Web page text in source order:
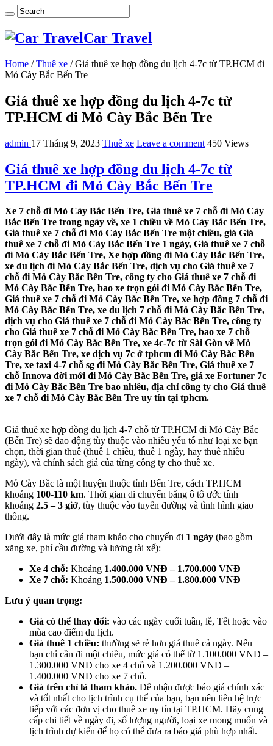
Car Travel
Home / Thuê xe / Giá thuê xe hợp đồng du lịch 4-7c từ TP.HCM đi
Mỏ Cày Bắc Bến Tre
Giá thuê xe hợp đồng du lịch 4-7c từ
TP.HCM đi Mỏ Cày Bắc Bến Tre
admin 17 Tháng 9, 2023 Thuê xe Leave a comment 450 Views
Giá thuê xe hợp đồng du lịch 4-7c từ
TP.HCM đi Mỏ Cày Bắc Bến Tre
Xe 7 chỗ đi Mỏ Cày Bắc Bến Tre, Giá thuê xe 7 chỗ đi Mỏ Cày
Bắc Bến Tre trong ngày về, xe 1 chiều về Mỏ Cày Bắc Bến Tre,
Giá thuê xe 7 chỗ đi Mỏ Cày Bắc Bến Tre một chiều, giá Giá
thuê xe 7 chỗ đi Mỏ Cày Bắc Bến Tre 1 ngày, Giá thuê xe 7 chỗ
đi Mỏ Cày Bắc Bến Tre, Xe hợp đồng đi Mỏ Cày Bắc Bến Tre,
xe du lịch đi Mỏ Cày Bắc Bến Tre, dịch vụ cho Giá thuê xe 7
chỗ đi Mỏ Cày Bắc Bến Tre, công ty cho Giá thuê xe 7 chỗ đi
Mỏ Cày Bắc Bến Tre, bao xe trọn gói đi Mỏ Cày Bắc Bến Tre,
Giá thuê xe 7 chỗ đi Mỏ Cày Bắc Bến Tre, xe hợp đồng 7 chỗ đi
Mỏ Cày Bắc Bến Tre, xe du lịch 7 chỗ đi Mỏ Cày Bắc Bến Tre,
dịch vụ cho Giá thuê xe 7 chỗ đi Mỏ Cày Bắc Bến Tre, công ty
cho Giá thuê xe 7 chỗ đi Mỏ Cày Bắc Bến Tre, bao xe 7 chỗ
trọn gói đi Mỏ Cày Bắc Bến Tre, xe 4c-7c từ Sài Gòn về Mỏ
Cày Bắc Bến Tre, xe dịch vụ 7c ở tphcm đi Mỏ Cày Bắc Bến
Tre, xe taxi 4-7 chỗ sg đi Mỏ Cày Bắc Bến Tre, Giá thuê xe 7
chỗ Innova đời mới đi Mỏ Cày Bắc Bến Tre, giá xe Fortuner 7c
đi Mỏ Cày Bắc Bến Tre bao nhiêu, địa chỉ công ty cho Giá thuê
xe 7 chỗ đi Mỏ Cày Bắc Bến Tre uy tín tại tphcm.
Giá thuê xe hợp đồng du lịch 4-7 chỗ từ TP.HCM đi Mỏ Cày Bắc
(Bến Tre) sẽ dao động tùy thuộc vào nhiều yếu tố như loại xe bạn
chọn, thời gian thuê (thuê 1 chiều, thuê 1 ngày, hay thuê nhiều
ngày), và chính sách giá của từng công ty cho thuê xe.
Mỏ Cày Bắc là một huyện thuộc tỉnh Bến Tre, cách TP.HCM
khoảng 100-110 km. Thời gian di chuyển bằng ô tô ước tính
khoảng 2.5 – 3 giờ, tùy thuộc vào tuyến đường và tình hình giao
thông.
Dưới đây là mức giá tham khảo cho chuyến đi 1 ngày (bao gồm
xăng xe, phí cầu đường và lương tài xế):
Xe 4 chỗ: Khoảng 1.400.000 VNĐ – 1.700.000 VNĐ
Xe 7 chỗ: Khoảng 1.500.000 VNĐ – 1.800.000 VNĐ
Lưu ý quan trọng:
Giá có thể thay đổi: vào các ngày cuối tuần, lễ, Tết hoặc vào
mùa cao điểm du lịch.
Giá thuê 1 chiều: thường sẽ rẻ hơn giá thuê cả ngày. Nếu
bạn chỉ cần đi một chiều, mức giá có thể từ 1.100.000 VNĐ –
1.300.000 VNĐ cho xe 4 chỗ và 1.200.000 VNĐ –
1.400.000 VNĐ cho xe 7 chỗ.
Giá trên chỉ là tham khảo. Để nhận được báo giá chính xác
và tốt nhất cho lịch trình cụ thể của bạn, bạn nên liên hệ trực
tiếp với các đơn vị cho thuê xe uy tín tại TP.HCM. Hãy cung
cấp chi tiết về ngày đi, số lượng người, loại xe mong muốn và
lịch trình dự kiến để họ có thể đưa ra báo giá phù hợp nhất.